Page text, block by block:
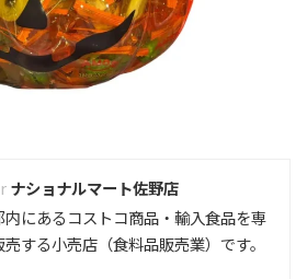
ナショナルマート佐野店
内にあるコストコ商品・輸入食品を専
売する小売店（食料品販売業）です。